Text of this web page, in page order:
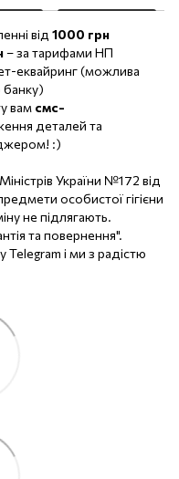
від 1000 грн
– за тарифами НП
еквайринг (можлива
вам смс-
деталей та
:)
України №172 від
особистої гігієни
не підлягають.
та повернення".
Telegram і ми з радістю